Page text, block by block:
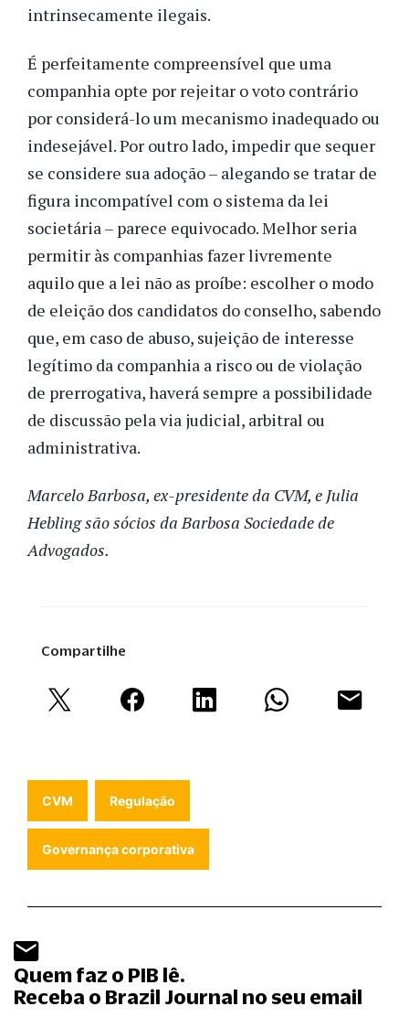
intrinsecamente ilegais.
É perfeitamente compreensível que uma
companhia opte por rejeitar o voto contrário
por considerá-lo um mecanismo inadequado ou
indesejável. Por outro lado, impedir que sequer
se considere sua adoção – alegando se tratar de
figura incompatível com o sistema da lei
societária – parece equivocado. Melhor seria
permitir às companhias fazer livremente
aquilo que a lei não as proíbe: escolher o modo
de eleição dos candidatos do conselho, sabendo
que, em caso de abuso, sujeição de interesse
legítimo da companhia a risco ou de violação
de prerrogativa, haverá sempre a possibilidade
de discussão pela via judicial, arbitral ou
administrativa.
Marcelo Barbosa, ex-presidente da CVM, e Julia
Hebling são sócios da Barbosa Sociedade de
Advogados.
Compartilhe
CVM Regulação
Governança corporativa
Quem faz o PIB lê.
Receba o Brazil Journal no seu email